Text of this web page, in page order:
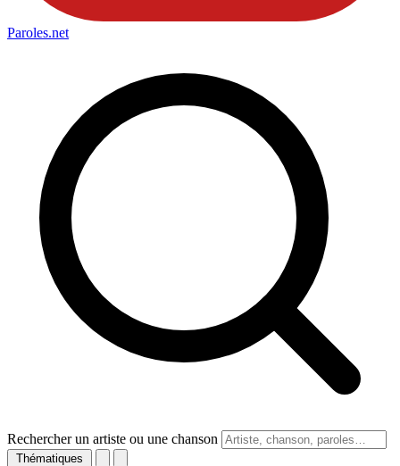
Paroles.net
Rechercher un artiste ou une chanson
Thématiques